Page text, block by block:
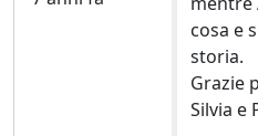
cosa e
storia.
Grazie
Silvia e